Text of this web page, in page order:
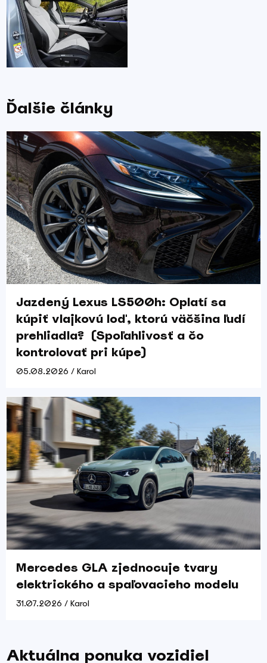
Ďalšie články
Jazdený Lexus LS500h: Oplatí sa
kúpiť vlajkovú loď, ktorú väčšina ľudí
prehliadla? (Spoľahlivosť a čo
kontrolovať pri kúpe)
05.08.2026 / Karol
Mercedes GLA zjednocuje tvary
elektrického a spaľovacieho modelu
31.07.2026 / Karol
Aktuálna ponuka vozidiel